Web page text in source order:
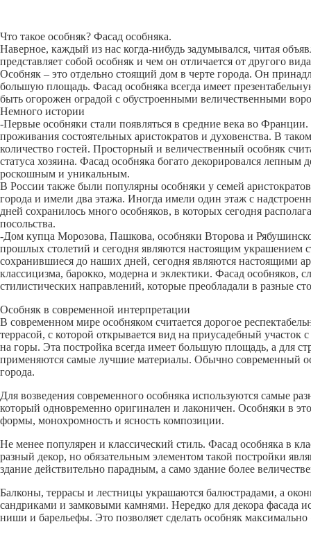
Что такое особняк? Фасад особняка.
Наверное, каждый из нас когда-нибудь задумывался, читая
представляет собой особняк и чем он отличается от другого
Особняк – это отдельно стоящий дом в черте города. Он
большую площадь. Фасад особняка всегда имеет
быть огорожен оградой с обустроенными величественными
Немного истории
-Первые особняки стали появляться в средние века во
проживания состоятельных аристократов и духовенства. В
количество гостей. Просторный и величественный особняк
статуса хозяина. Фасад особняка богато декорировался лепным
роскошным и уникальным.
В России также были популярны особняки у семей
города и имели два этажа. Иногда имели один этаж с
дней сохранилось много особняков, в которых сегодня
посольства.
-Дом купца Морозова, Пашкова, особняки Второва и
прошлых столетий и сегодня являются настоящим украшением
сохранившиеся до наших дней, сегодня являются настоящими
классицизма, барокко, модерна и эклектики. Фасад особняков,
стилистических направлений, которые преобладали в разные
Особняк в современной интерпретации
В современном мире особняком считается дорогое
террасой, с которой открывается вид на приусадебный
на горы. Эта постройка всегда имеет большую площадь, а для
применяются самые лучшие материалы. Обычно современный
города.
Для возведения современного особняка используются самые
который одновременно оригинален и лаконичен. Особняки в
формы, монохромность и ясность композиции.
Не менее популярен и классический стиль. Фасад особняка в
разный декор, но обязательным элементом такой постройки
здание действительно парадным, а само здание более
Балконы, террасы и лестницы украшаются балюстрадами, а
сандриками и замковыми камнями. Нередко для декора фасада
ниши и барельефы. Это позволяет сделать особняк